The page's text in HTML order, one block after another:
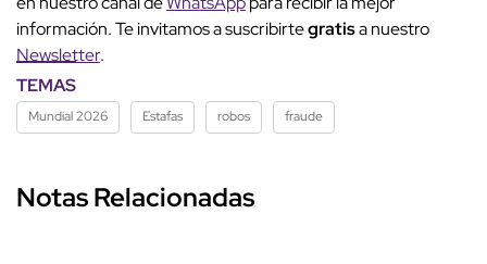
información. Te invitamos a suscribirtegratisa nuestro
Newsletter.
TEMAS
Mundial 2026 Estafas robos fraude
Notas Relacionadas